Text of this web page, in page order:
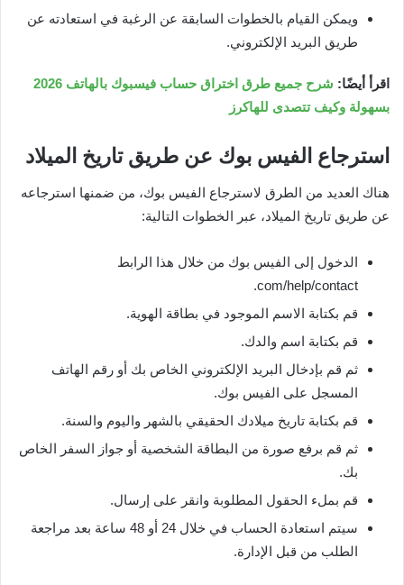
ويمكن القيام بالخطوات السابقة عن الرغبة في استعادته عن
طريق البريد الإلكتروني.
اقرأ أيضًا:
شرح جميع طرق اختراق حساب فيسبوك بالهاتف 2026
بسهولة وكيف تتصدى للهاكرز
استرجاع الفيس بوك عن طريق تاريخ الميلاد
هناك العديد من الطرق لاسترجاع الفيس بوك، من ضمنها استرجاعه
عن طريق تاريخ الميلاد، عبر الخطوات التالية:
الدخول إلى الفيس بوك من خلال هذا الرابط
com/help/contact.
قم بكتابة الاسم الموجود في بطاقة الهوية.
قم بكتابة اسم والدك.
ثم قم بإدخال البريد الإلكتروني الخاص بك أو رقم الهاتف
المسجل على الفيس بوك.
قم بكتابة تاريخ ميلادك الحقيقي بالشهر واليوم والسنة.
ثم قم برفع صورة من البطاقة الشخصية أو جواز السفر الخاص
بك.
قم بملء الحقول المطلوبة وانقر على إرسال.
سيتم استعادة الحساب في خلال 24 أو 48 ساعة بعد مراجعة
الطلب من قبل الإدارة.